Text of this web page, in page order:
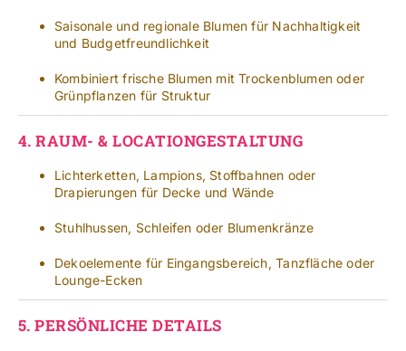
Saisonale und regionale Blumen für Nachhaltigkeit
und Budgetfreundlichkeit
Kombiniert frische Blumen mit Trockenblumen oder
Grünpflanzen für Struktur
4.RAUM- & LOCATIONGESTALTUNG
Lichterketten, Lampions, Stoffbahnen oder
Drapierungen für Decke und Wände
Stuhlhussen, Schleifen oder Blumenkränze
Dekoelemente für Eingangsbereich, Tanzfläche oder
Lounge-Ecken
5.PERSÖNLICHE DETAILS